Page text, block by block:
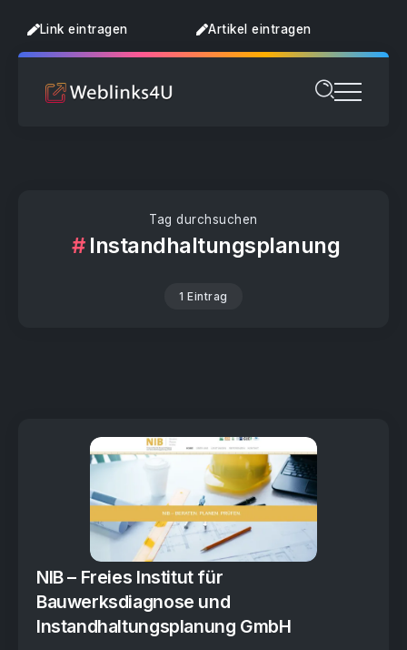
Link eintragen Artikel eintragen
Tag durchsuchen
Instandhaltungsplanung
1 Eintrag
NIB – Freies Institut für
Bauwerksdiagnose und
Instandhaltungsplanung GmbH